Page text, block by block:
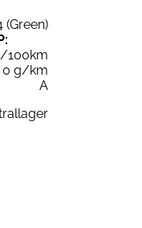
(Green)
100km
0 g/km
A